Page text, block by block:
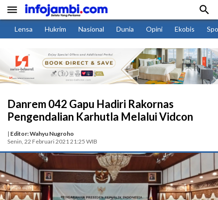
 
Lensa Hukrim Nasional Dunia Opini Ekobis
Danrem 042 Gapu Hadiri Rakornas
Pengendalian Karhutla Melalui Vidcon
| Editor: Wahyu Nugroho
Senin, 22 Februari 2021 21:25 WIB